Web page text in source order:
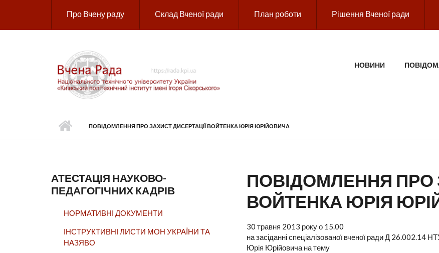
Про Вчену раду Склад Вченої ради План роботи Рішення Вченої ради
ГОЛОВНЕ МЕНЮНОВИНИ
ПОВІДОМЛЕННЯ ПРО ЗАХИСТ ДИСЕРТАЦІЇ ВОЙТЕНКА ЮРІЯ ЮРІЙОВИЧА
АТЕСТАЦІЯ НАУКОВО-
ПЕДАГОГІЧНИХ КАДРІВ
НОРМАТИВНІ ДОКУМЕНТИ
ІНСТРУКТИВНІ ЛИСТИ МОН УКРАЇНИ ТА
НАЗЯВО
ПОВІДОМЛЕННЯ ПРО
ВОЙТЕНКА ЮРІЯ
30 травня 2013 року о 15.00
на засіданні спеціалізованої вченої ради Д 26.002.14
Юрія Юрійовича на тему